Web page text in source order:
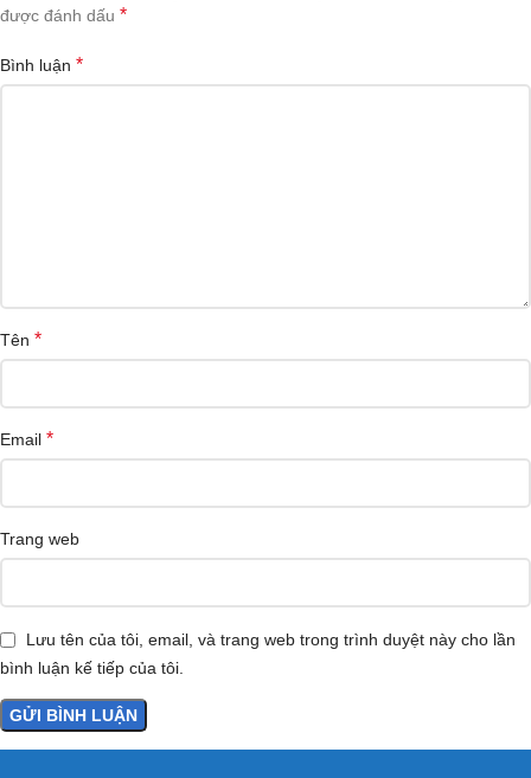
được đánh dấu *
Bình luận *
Tên *
Email *
Trang web
Lưu tên của tôi, email, và trang web trong trình duyệt này cho lần
bình luận kế tiếp của tôi.